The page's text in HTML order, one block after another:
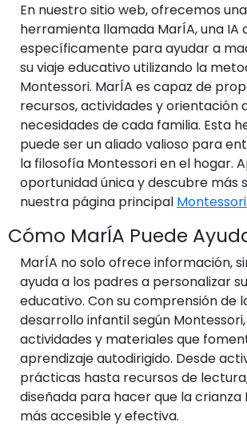
En nuestro sitio web, ofrecemos
herramienta llamada MarÍA, una IA
específicamente para ayudar a
su viaje educativo utilizando la
Montessori. MarÍA es capaz de
recursos, actividades y orientación
necesidades de cada familia. Esta
puede ser un aliado valioso para
la filosofía Montessori en el hogar.
oportunidad única y descubre más
nuestra página principal
Cómo MarÍA Puede
MarÍA no solo ofrece información,
ayuda a los padres a personalizar
educativo. Con su comprensión de
desarrollo infantil según
actividades y materiales que
aprendizaje autodirigido. Desde
prácticas hasta recursos de
diseñada para hacer que la crianza
más accesible y efectiva.